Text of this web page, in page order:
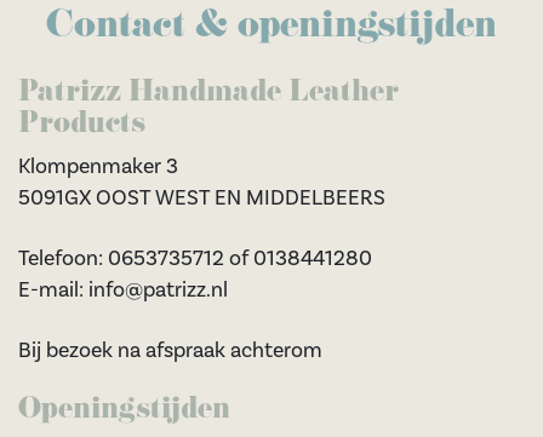
Contact & openingstijden
Patrizz Handmade Leather
Products
Klompenmaker 3
5091GX OOST WEST EN MIDDELBEERS
Telefoon: 0653735712 of 0138441280
E-mail: info@patrizz.nl
Bij bezoek na afspraak achterom
Openingstijden